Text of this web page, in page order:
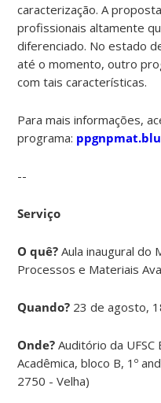
caracterização. A
profissionais altamente
diferenciado. No estado
até o momento, outro
com tais características.
Para mais informações,
programa:
--
Serviço
O quê? Aula inaugural do
Processos e Materiais
Quando? 23 de agosto,
Onde? Auditório da UFSC
Acadêmica, bloco B, 1º
2750 - Velha)